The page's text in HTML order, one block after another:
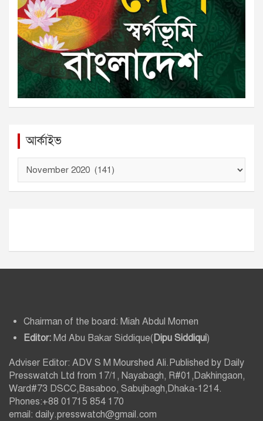
আর্কাইভ
ই
Chairman of the board: Miah Abdul Momen
Editor: Md Abu Bakar Siddique(Dipu Siddiqui)
Adviser Editor: ADV S M Mourshed Ali.Published by Daily
Presswatch Ltd from 17/1, Nayabagh, R#01,Dakhingaon,
Ward#73 DSCC,Basaboo, Sabujbagh,Dhaka-1214.
Phones:+88 01715 854 170
email: daily.presswatch@gmail.com